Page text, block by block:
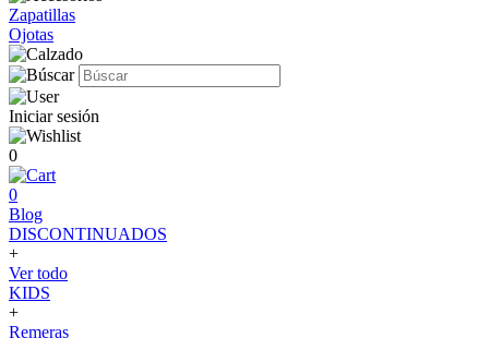
Zapatillas
Ojotas
Iniciar sesión
0
0
Blog
DISCONTINUADOS
+
Ver todo
KIDS
+
Remeras